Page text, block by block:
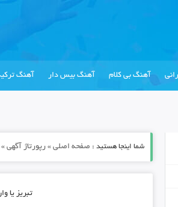
آهنگ بی کلام آهنگ بیس دار آهنگ
شما اینجا هستید : صفحه اصلی» رپورتاژ آگهی»
تبریز یا